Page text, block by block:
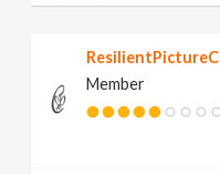
Member